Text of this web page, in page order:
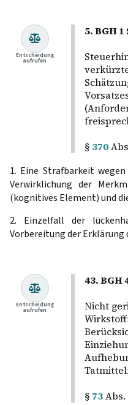
5. BGH
§ 370
Entscheidung
aufrufen
1. Eine Strafbarkeit
Verwirklichung der
(kognitives Element) und
2. Einzelfall der
Vorbereitung der
43. BGH
Nicht
§ 73Abs.
Entscheidung
aufrufen